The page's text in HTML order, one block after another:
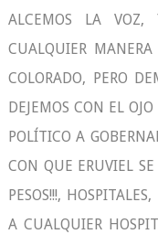
ALCEMOS LA
CUALQUIER
COLORADO, PERO
DEJEMOS CON EL
POLÍTICO A
CON QUE ERUVIEL
PESOS!!!,
A CUALQUIER